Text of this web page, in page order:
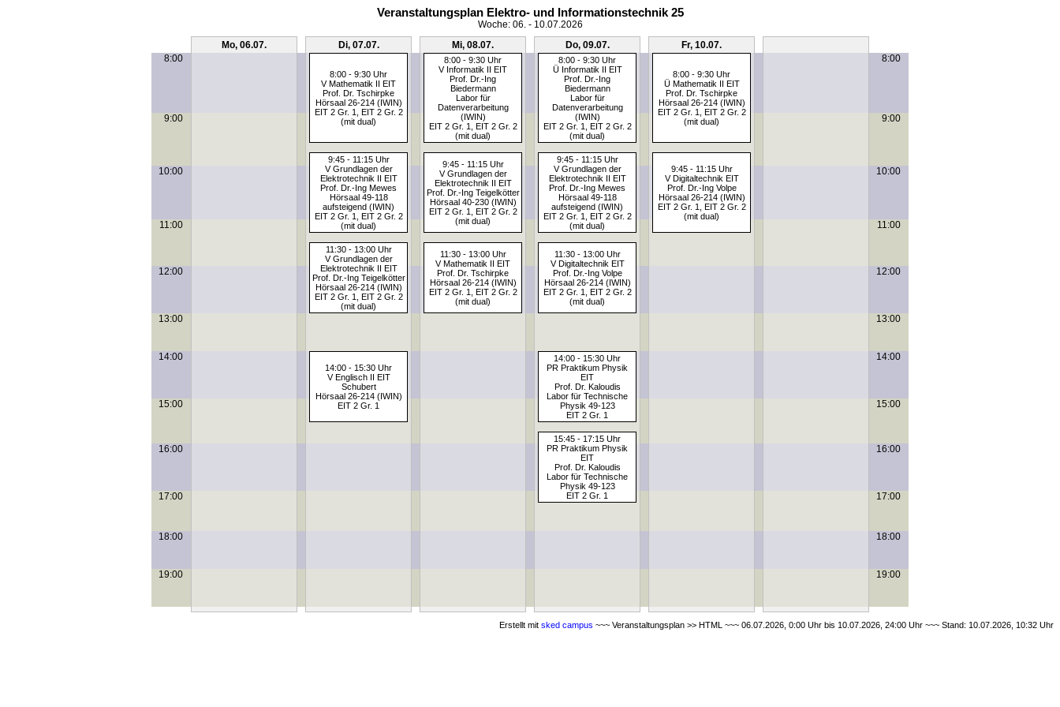
Veranstaltungsplan Elektro- und Informationstechnik 25
Woche: 06. - 10.07.2026
Mo, 06.07.
Di, 07.07. Mi, 08.07. Do, 09.07. Fr, 10.07.
8:00
8:00 - 9:30 Uhr
V Mathematik II EIT
Prof. Dr. Tschirpke
Hörsaal 26-214 (IWIN)
EIT 2 Gr. 1, EIT 2 Gr. 2
(mit dual)
8:00 - 9:30 Uhr
V Informatik II EIT
Prof. Dr.-Ing
Biedermann
Labor für
Datenverarbeitung
(IWIN)
EIT 2 Gr. 1, EIT 2 Gr. 2
(mit dual)
8:00 - 9:30 Uhr
Ü Informatik II EIT
Prof. Dr.-Ing
Biedermann
Labor für
Datenverarbeitung
(IWIN)
EIT 2 Gr. 1, EIT 2 Gr. 2
(mit dual)
8:00 - 9:30 Uhr
Ü Mathematik II EIT
Prof. Dr. Tschirpke
Hörsaal 26-214 (IWIN)
EIT 2 Gr. 1, EIT 2 Gr. 2
(mit dual)
8:00
9:00 9:00
9:45 - 11:15 Uhr
V Grundlagen der
Elektrotechnik II EIT
Prof. Dr.-Ing Mewes
Hörsaal 49-118
aufsteigend (IWIN)
EIT 2 Gr. 1, EIT 2 Gr. 2
(mit dual)
9:45 - 11:15 Uhr
V Grundlagen der
Elektrotechnik II EIT
Prof. Dr.-Ing Teigelkötter
Hörsaal 40-230 (IWIN)
EIT 2 Gr. 1, EIT 2 Gr. 2
(mit dual)
9:45 - 11:15 Uhr
V Grundlagen der
Elektrotechnik II EIT
Prof. Dr.-Ing Mewes
Hörsaal 49-118
aufsteigend (IWIN)
EIT 2 Gr. 1, EIT 2 Gr. 2
(mit dual)
9:45 - 11:15 Uhr
V Digitaltechnik EIT
Prof. Dr.-Ing Volpe
Hörsaal 26-214 (IWIN)
EIT 2 Gr. 1, EIT 2 Gr. 2
(mit dual)
10:00 10:00
11:00 11:00
11:30 - 13:00 Uhr
V Grundlagen der
Elektrotechnik II EIT
Prof. Dr.-Ing Teigelkötter
Hörsaal 26-214 (IWIN)
EIT 2 Gr. 1, EIT 2 Gr. 2
(mit dual)
11:30 - 13:00 Uhr
V Mathematik II EIT
Prof. Dr. Tschirpke
Hörsaal 26-214 (IWIN)
EIT 2 Gr. 1, EIT 2 Gr. 2
(mit dual)
11:30 - 13:00 Uhr
V Digitaltechnik EIT
Prof. Dr.-Ing Volpe
Hörsaal 26-214 (IWIN)
EIT 2 Gr. 1, EIT 2 Gr. 2
(mit dual)
12:00 12:00
13:00 13:00
14:00
14:00 - 15:30 Uhr
V Englisch II EIT
Schubert
Hörsaal 26-214 (IWIN)
EIT 2 Gr. 1
14:00 - 15:30 Uhr
PR Praktikum Physik
EIT
Prof. Dr. Kaloudis
Labor für Technische
Physik 49-123
EIT 2 Gr. 1
14:00
15:00 15:00
15:45 - 17:15 Uhr
PR Praktikum Physik
EIT
Prof. Dr. Kaloudis
Labor für Technische
Physik 49-123
EIT 2 Gr. 1
16:00 16:00
17:00 17:00
18:00 18:00
19:00 19:00
Erstellt mit sked campus ~~~ Veranstaltungsplan >> HTML ~~~ 06.07.2026, 0:00 Uhr bis 10.07.2026, 24:00 Uhr ~~~ Stand: 10.07.2026, 10:32 Uhr